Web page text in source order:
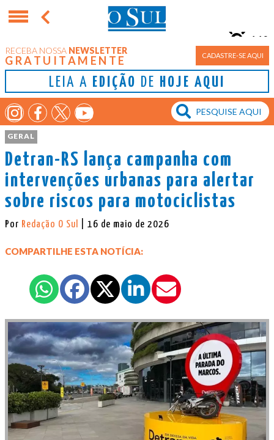
RECEBA NOSSA NEWSLETTER
GRATUITAMENTE CADASTRE-SE AQUI
LEIA A EDIÇÃO DE HOJE AQUI
Porto Alegre
11°
GERAL
Detran-RS lança campanha com
intervenções urbanas para alertar
sobre riscos para motociclistas
Por Redação O Sul | 16 de maio de 2026
COMPARTILHE ESTA NOTÍCIA: